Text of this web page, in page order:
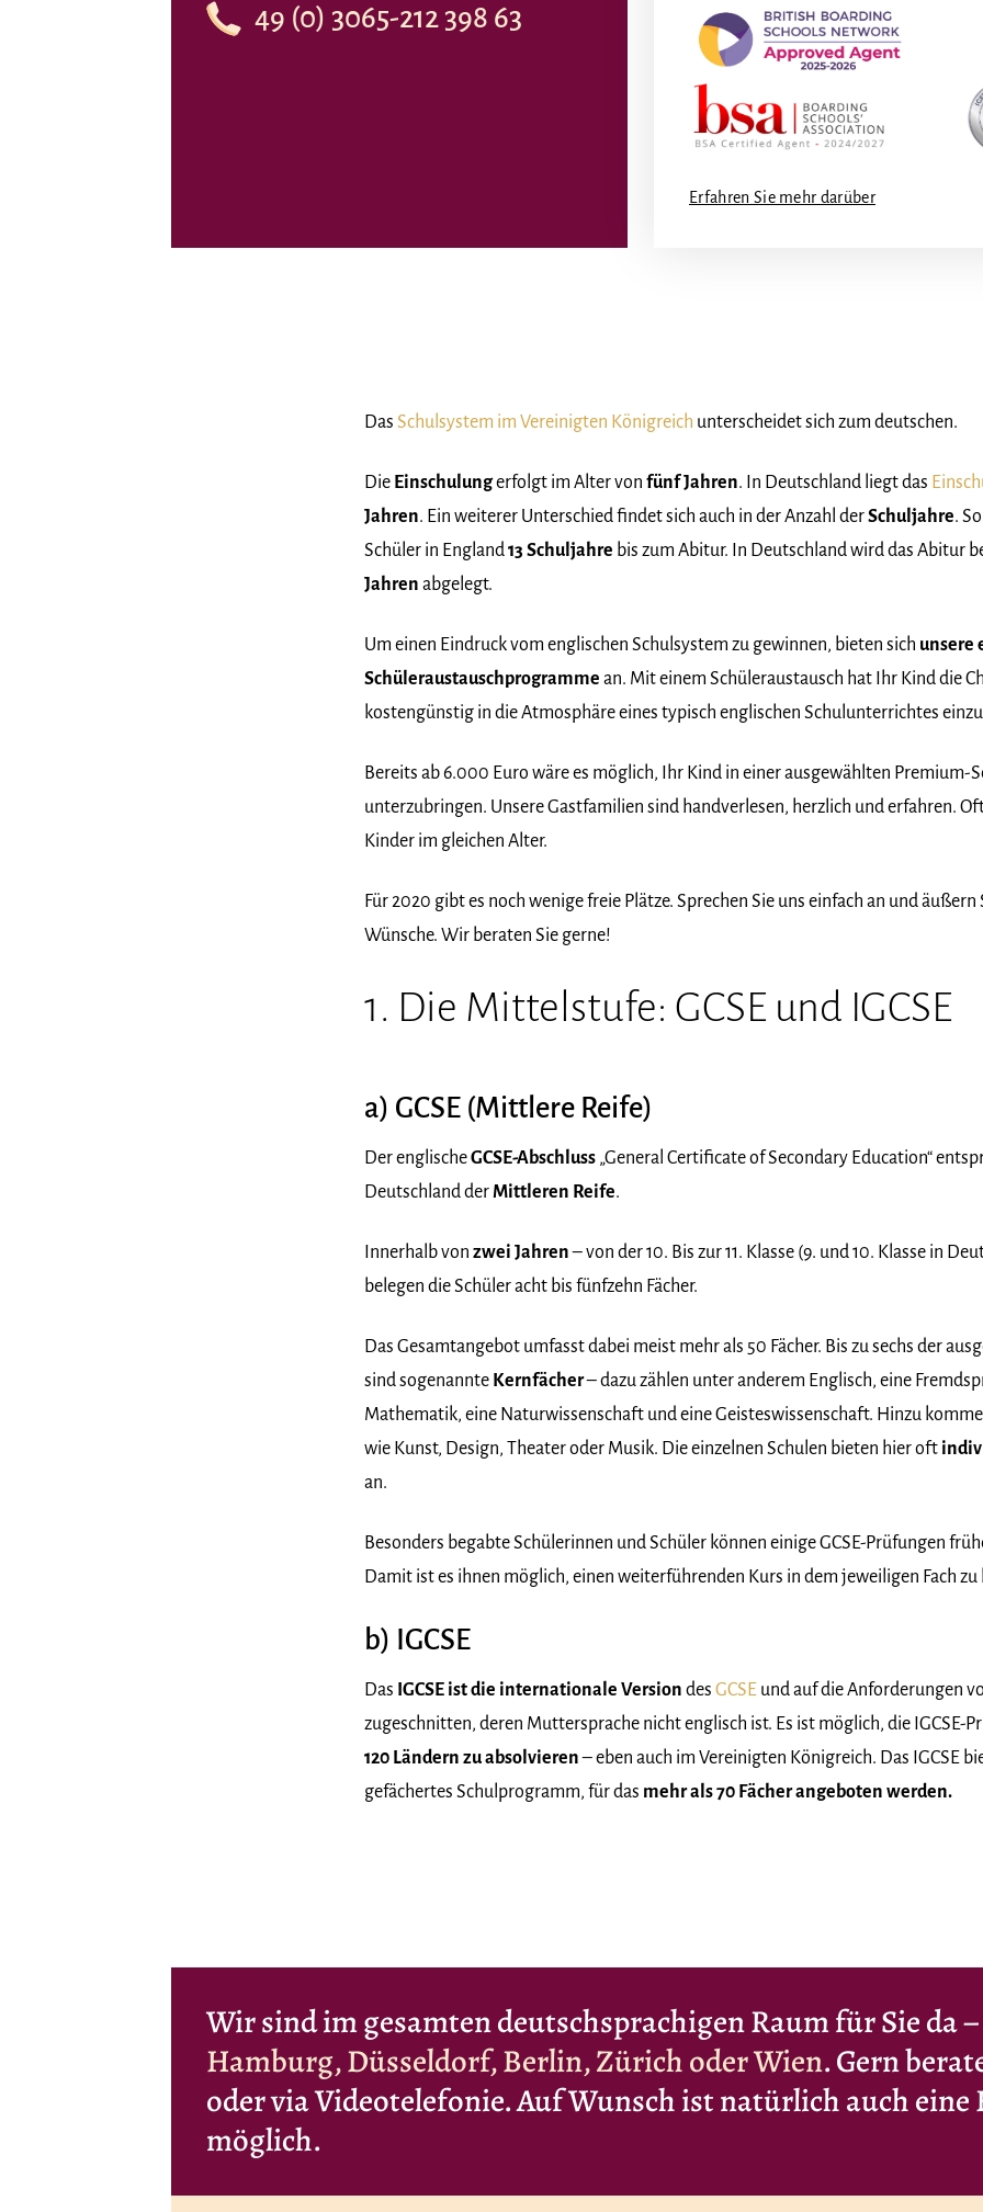
49 (0) 3065-212 398 63
Erfahren Sie mehr darüber
Das Schulsystem im Vereinigten Königreich unterscheidet sich zum deutschen.
Die Einschulungerfolgt im Alter von fünf Jahren. In Deutschland liegt das
Jahren. Ein weiterer Unterschied findet sich auch in der Anzahl derSchuljahre.
Schüler in England13 Schuljahre bis zum Abitur. In Deutschland wird das Abitur
Jahren abgelegt.
Um einen Eindruck vom englischen Schulsystem zu gewinnen, bieten sich unsere
Schüleraustauschprogramme an. Mit einem Schüleraustausch hat Ihr Kind die
kostengünstig in die Atmosphäre eines typisch englischen Schulunterrichtes
Bereits ab 6.000 Euro wäre es möglich, Ihr Kind in einer ausgewählten Premium-
unterzubringen. Unsere Gastfamilien sind handverlesen, herzlich und erfahren.
Kinder im gleichen Alter.
Für 2020 gibt es noch wenige freie Plätze. Sprechen Sie uns einfach an und äußern
Wünsche. Wir beraten Sie gerne!
1. Die Mittelstufe: GCSE und IGCSE
a) GCSE (Mittlere Reife)
Der englischeGCSE-Abschluss „General Certificate of Secondary Education“
Deutschland derMittleren Reife.
Innerhalb von zwei Jahren– von der 10. Bis zur 11. Klasse (9. und 10. Klasse in
belegen die Schüler acht bis fünfzehn Fächer.
Das Gesamtangebot umfasst dabei meist mehr als 50 Fächer. Bis zu sechs der
sind sogenannte Kernfächer– dazu zählen unter anderem Englisch, eine
Mathematik, eine Naturwissenschaft und eine Geisteswissenschaft. Hinzu
wie Kunst, Design, Theater oder Musik. Die einzelnen Schulen bieten hier oft
an.
Besonders begabte Schülerinnen und Schüler können einige GCSE-Prüfungen
Damit ist es ihnen möglich, einen weiterführenden Kurs in dem jeweiligen Fach zu
b) IGCSE
Das IGCSE ist die internationale Version des GCSE und auf die Anforderungen
zugeschnitten, deren Muttersprache nicht englisch ist. Es ist möglich, die IGCSE-
120 Ländern zu absolvieren– eben auch im Vereinigten Königreich. Das IGCSE
gefächertes Schulprogramm, für das mehr als 70 Fächer angeboten werden.
Wir sind im gesamten deutschsprachigen Raum für Sie da
Hamburg, Düsseldorf, Berlin, Zürich oder Wien. Gern
oder via Videotelefonie. Auf Wunsch ist natürlich auch
möglich.